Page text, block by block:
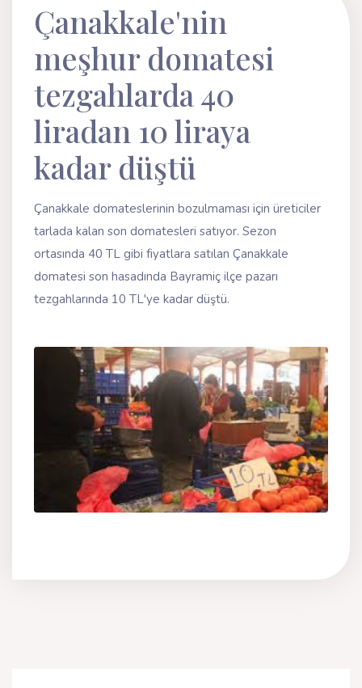
Çanakkale'nin
meşhur domatesi
tezgahlarda 40
liradan 10 liraya
kadar düştü
Çanakkale domateslerinin bozulmaması için üreticiler
tarlada kalan son domatesleri satıyor. Sezon
ortasında 40 TL gibi fiyatlara satılan Çanakkale
domatesi son hasadında Bayramiç ilçe pazarı
tezgahlarında 10 TL'ye kadar düştü.